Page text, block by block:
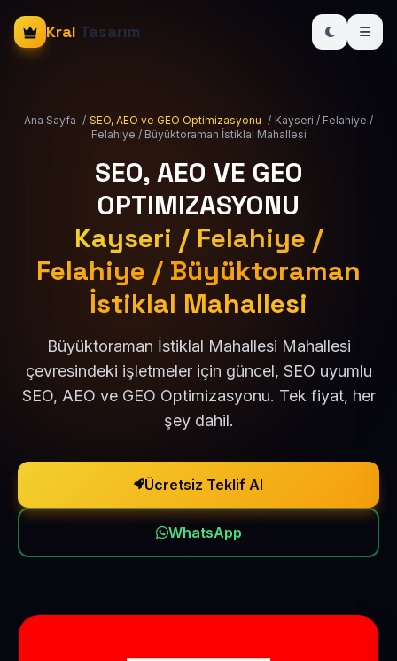
Kral Tasarım
Ana Sayfa / SEO, AEO ve GEO Optimizasyonu / Kayseri / Felahiye /
Felahiye / Büyüktoraman İstiklal Mahallesi
SEO, AEO VE GEO
OPTIMIZASYONU
Kayseri / Felahiye /
Felahiye / Büyüktoraman
İstiklal Mahallesi
Büyüktoraman İstiklal Mahallesi Mahallesi
çevresindeki işletmeler için güncel, SEO uyumlu
SEO, AEO ve GEO Optimizasyonu. Tek fiyat, her
şey dahil.
Ücretsiz Teklif Al
WhatsApp